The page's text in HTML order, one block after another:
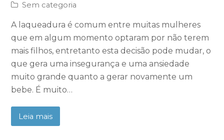
Sem categoria
A laqueadura é comum entre muitas mulheres
que em algum momento optaram por não terem
mais filhos, entretanto esta decisão pode mudar, o
que gera uma insegurança e uma ansiedade
muito grande quanto a gerar novamente um
bebe. É muito…
Leia mais